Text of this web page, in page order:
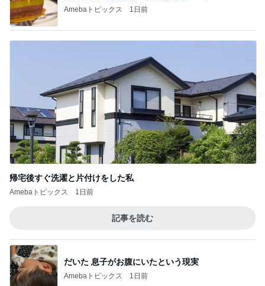
Amebaトピックス 1日前
帰宅後すぐ洗濯と片付けをした私
Amebaトピックス 1日前
記事を読む
だいた 息子がお腹にいたという現実
Amebaトピックス 1日前